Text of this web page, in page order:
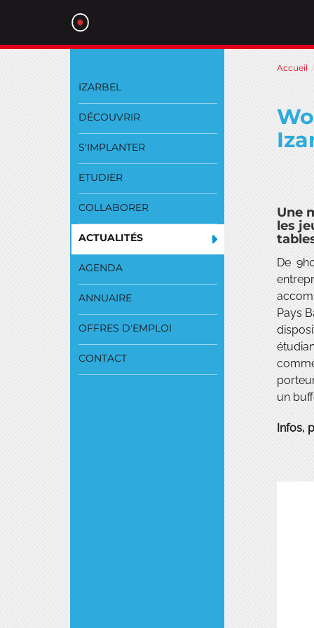
IZARBEL
DÉCOUVRIR
S'IMPLANTER
ETUDIER
COLLABORER
ACTUALITÉS
AGENDA
ANNUAIRE
OFFRES D'EMPLOI
CONTACT
Accueil
Une
les
De
Pays
un
Infos,